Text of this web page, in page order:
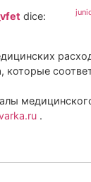
dice:
которые
.